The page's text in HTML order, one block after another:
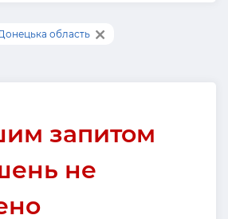
область
запитом
не